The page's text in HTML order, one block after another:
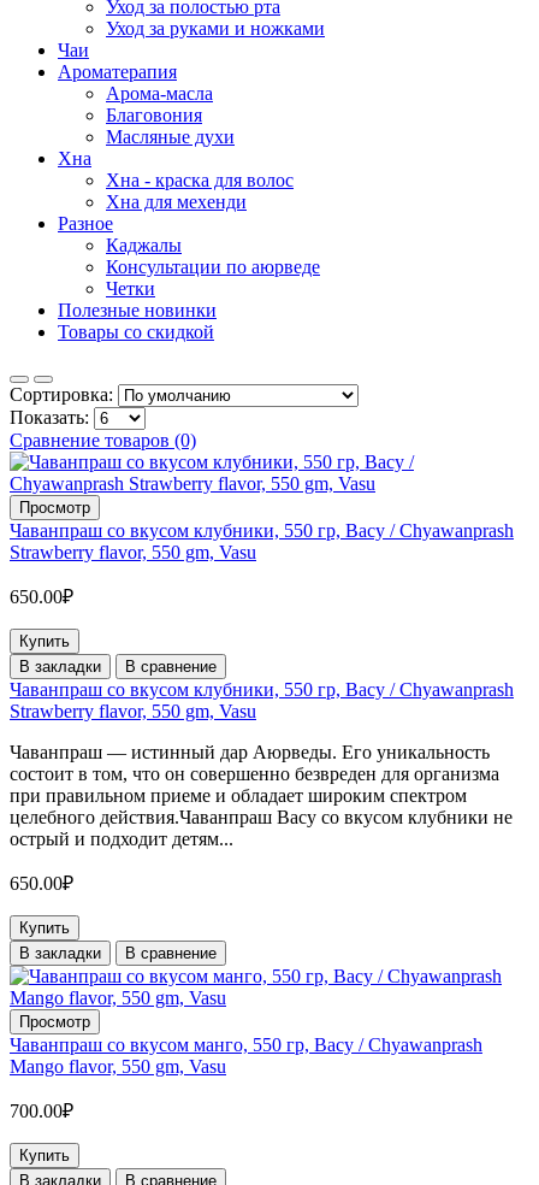
Уход за полостью рта
Уход за руками и ножками
Чаи
Ароматерапия
Арома-масла
Благовония
Масляные духи
Хна
Хна - краска для волос
Хна для мехенди
Разное
Каджалы
Консультации по аюрведе
Четки
Полезные новинки
Товары со скидкой
Сортировка:
Показать:
Сравнение товаров (0)
Просмотр
Чаванпраш со вкусом клубники, 550 гр, Васу / Chyawanprash
Strawberry flavor, 550 gm, Vasu
650.00₽
Купить
В закладки
В сравнение
Чаванпраш со вкусом клубники, 550 гр, Васу / Chyawanprash
Strawberry flavor, 550 gm, Vasu
Чаванпраш — истинный дар Аюрведы. Его уникальность
состоит в том, что он совершенно безвреден для организма
при правильном приеме и обладает широким спектром
целебного действия.Чаванпраш Васу со вкусом клубники не
острый и подходит детям...
650.00₽
Купить
В закладки
В сравнение
Просмотр
Чаванпраш со вкусом манго, 550 гр, Васу / Chyawanprash
Mango flavor, 550 gm, Vasu
700.00₽
Купить
В закладки
В сравнение